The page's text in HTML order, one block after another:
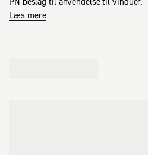
Læs mere